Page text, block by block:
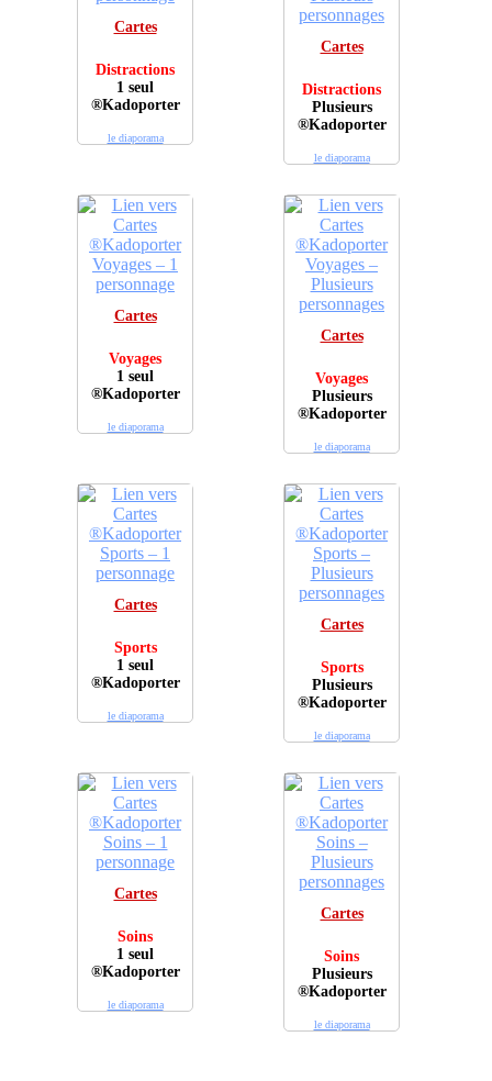
Cartes
Distractions
1 seul
®Kadoporter
le diaporama
Cartes
Distractions
Plusieurs
®Kadoporter
le diaporama
Cartes
Voyages
1 seul
®Kadoporter
le diaporama
Cartes
Voyages
Plusieurs
®Kadoporter
le diaporama
Cartes
Sports
1 seul
®Kadoporter
le diaporama
Cartes
Sports
Plusieurs
®Kadoporter
le diaporama
Cartes
Soins
1 seul
®Kadoporter
le diaporama
Cartes
Soins
Plusieurs
®Kadoporter
le diaporama